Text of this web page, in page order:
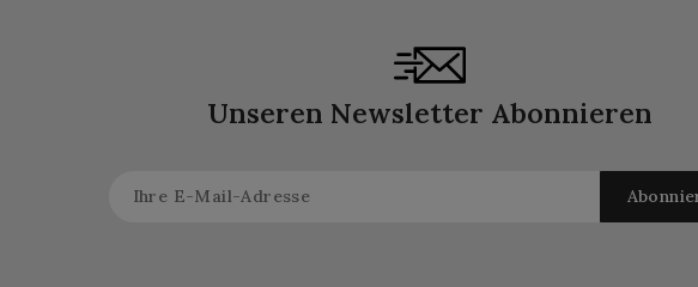
Unseren Newsletter Abonnieren